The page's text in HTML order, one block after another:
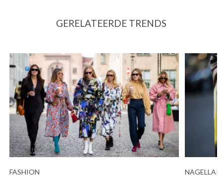
GERELATEERDE TRENDS
FASHION NAGELLAK